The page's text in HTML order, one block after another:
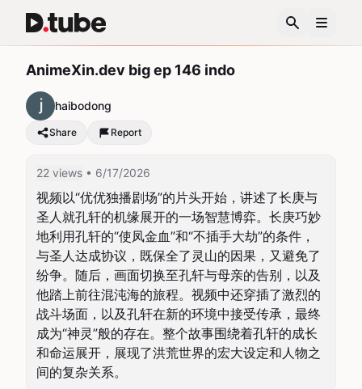
AnimeXin.dev big ep 146 indo
haibodong
Share Report
22 views • 6/17/2026
视频以“优优独播剧场”的片头开始，讲述了长庚与
圣人就孔轩的机缘展开的一场智慧博弈。长庚巧妙
地利用孔轩的“使凤金血”和“不插手大劫”的条件，
与圣人达成协议，既保全了灵山的因果，又避免了
纷争。随后，画面切换至孔轩与母亲的告别，以及
他踏上前往混沌海的旅程。视频中还穿插了激烈的
战斗场面，以及孔轩在新的环境中接受传承，最终
成为“神灵”般的存在。整个故事围绕着孔轩的成长
和命运展开，展现了洪荒世界的宏大设定和人物之
间的复杂关系。